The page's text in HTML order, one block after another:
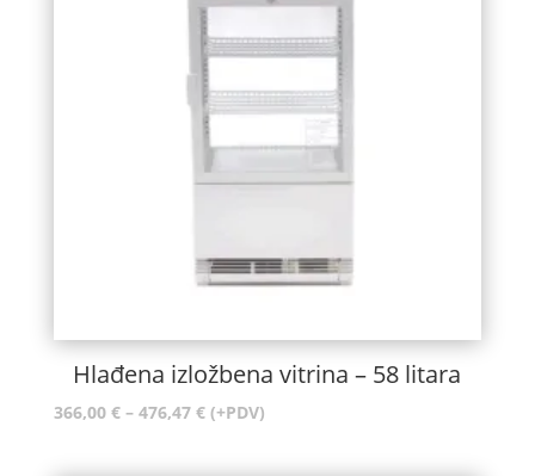
Hlađena izložbena vitrina – 58 litara
366,00 € – 476,47 €Raspon
(+PDV)